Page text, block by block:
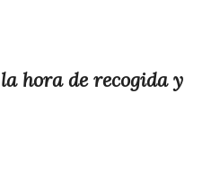
hora de recogida y